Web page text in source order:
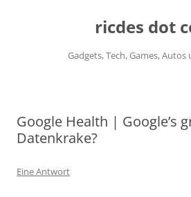
ricdes dot
Gadgets, Tech, Games, Autos
Google Health | Google’s
Datenkrake?
Eine Antwort